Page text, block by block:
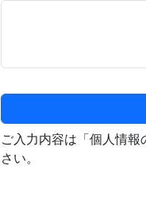
ご入力内容は「個人情
さい。